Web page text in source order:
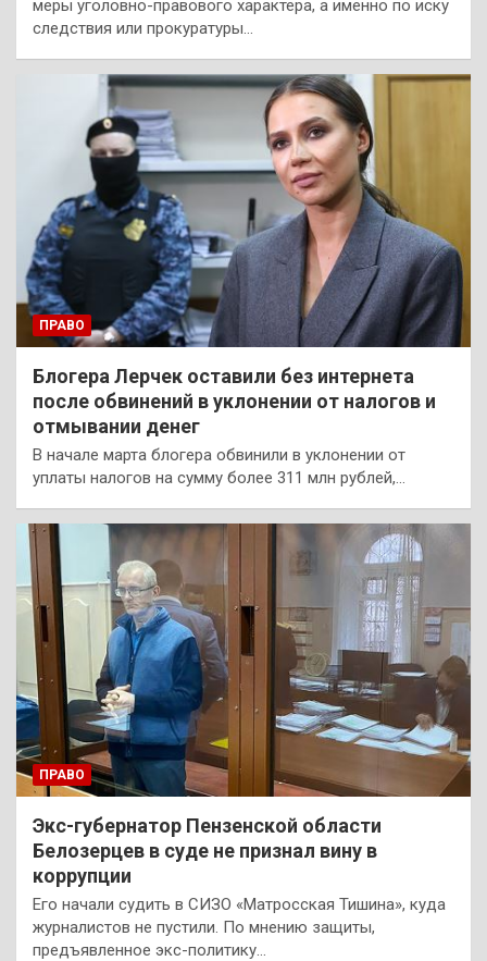
меры уголовно-правового характера, а именно по иску
следствия или прокуратуры…
ПРАВО
Блогера Лерчек оставили без интернета
после обвинений в уклонении от налогов и
отмывании денег
В начале марта блогера обвинили в уклонении от
уплаты налогов на сумму более 311 млн рублей,…
ПРАВО
Экс-губернатор Пензенской области
Белозерцев в суде не признал вину в
коррупции
Его начали судить в СИЗО «Матросская Тишина», куда
журналистов не пустили. По мнению защиты,
предъявленное экс-политику…